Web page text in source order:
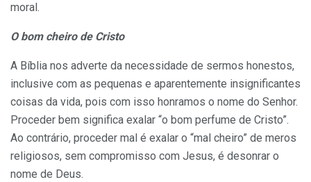
moral.
O bom cheiro de Cristo
A Bíblia nos adverte da necessidade de sermos honestos,
inclusive com as pequenas e aparentemente insignificantes
coisas da vida, pois com isso honramos o nome do Senhor.
Proceder bem significa exalar “o bom perfume de Cristo”.
Ao contrário, proceder mal é exalar o “mal cheiro” de meros
religiosos, sem compromisso com Jesus, é desonrar o
nome de Deus.